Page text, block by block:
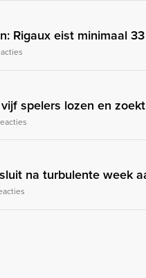
Rigaux eist minimaal
spelers lozen en
na turbulente week